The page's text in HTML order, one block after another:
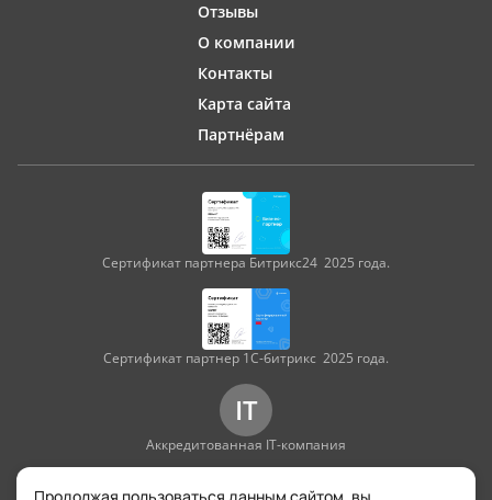
Отзывы
О компании
Контакты
Карта сайта
Партнёрам
Сертификат партнера Битрикс24 2025 года.
Сертификат партнер 1С-битрикс 2025 года.
IT
Аккредитованная IT-компания